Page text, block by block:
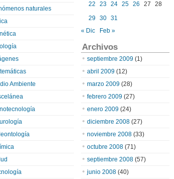
22
23 24 25 26 27
28
29 30
31
« Dic
Feb »
Archivos
septiembre 2009 (1)
abril 2009 (12)
marzo 2009 (28)
febrero 2009 (27)
enero 2009 (24)
diciembre 2008 (27)
noviembre 2008 (33)
octubre 2008 (71)
septiembre 2008 (57)
junio 2008 (40)
naturales
Ambiente